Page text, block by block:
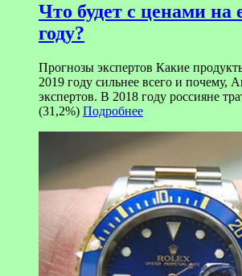
Что будет с ценами на
году?
Прогнозы экспертов Какие
2019 году сильнее всего и почему,
экспертов. В 2018 году россияне
(31,2%) Подробнее